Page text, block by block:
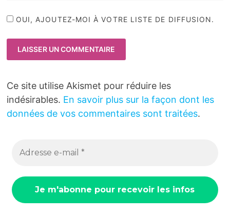
OUI, AJOUTEZ-MOI À VOTRE LISTE DE DIFFUSION.
Ce site utilise Akismet pour réduire les
indésirables. En savoir plus sur la façon dont les
données de vos commentaires sont traitées.